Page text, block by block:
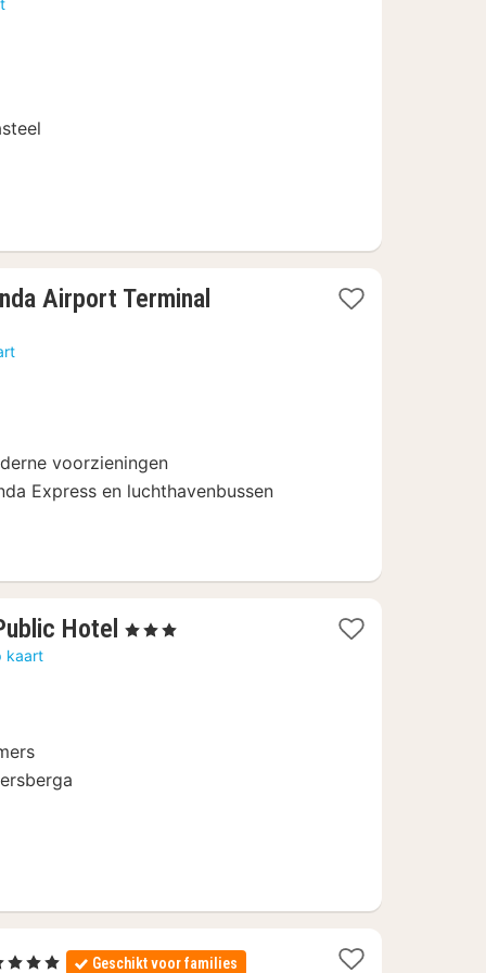
Airport Terminal
voorzieningen
Express en luchthavenbussen
Hotel 2
, 3 Sterren
kaart
Sterren Geschikt voor families